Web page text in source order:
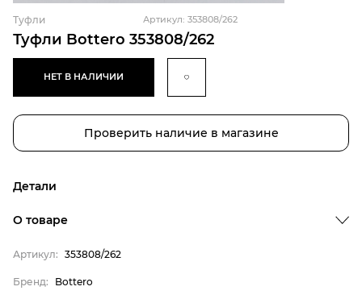
Туфли Bottero 353808/262
Туфли Артикул: 353808/262
НЕТ В НАЛИЧИИ
Проверить наличие в магазине
Детали
Страна производитель
Внутренний материал
О товаре
Артикул: 353808/262
Бренд: Bottero